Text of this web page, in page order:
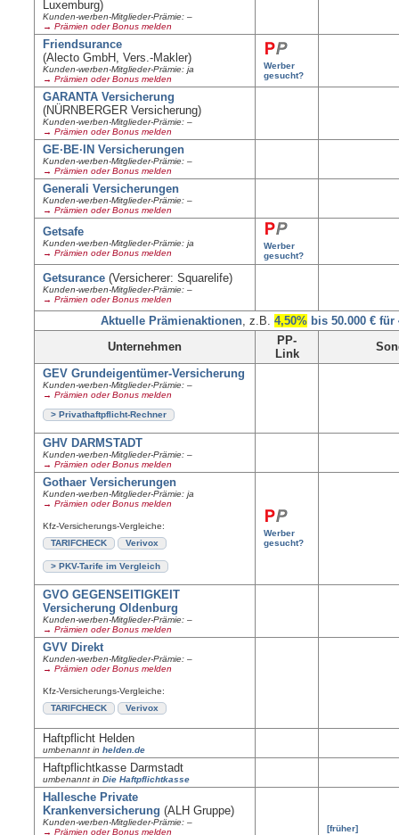
Luxemburg)
Kunden-werben-Mitglieder-Prämie: –
→ Prämien oder Bonus melden
Friendsurance
(Alecto GmbH, Vers.-Makler)
Kunden-werben-Mitglieder-Prämie: ja
→ Prämien oder Bonus melden
Werber
gesucht?
GARANTA Versicherung
(NÜRNBERGER Versicherung)
Kunden-werben-Mitglieder-Prämie: –
→ Prämien oder Bonus melden
GE·BE·IN Versicherungen
Kunden-werben-Mitglieder-Prämie: –
→ Prämien oder Bonus melden
Generali Versicherungen
Kunden-werben-Mitglieder-Prämie: –
→ Prämien oder Bonus melden
Getsafe
Kunden-werben-Mitglieder-Prämie: ja
→ Prämien oder Bonus melden
Werber
gesucht?
Getsurance (Versicherer: Squarelife)
Kunden-werben-Mitglieder-Prämie: –
→ Prämien oder Bonus melden
Aktuelle Prämienaktionen , z.B.4,50% bis 50.000 € für
Unternehmen
PP-
Link
GEV Grundeigentümer-Versicherung
Kunden-werben-Mitglieder-Prämie: –
→ Prämien oder Bonus melden
> Privathaftpflicht-Rechner
GHV DARMSTADT
Kunden-werben-Mitglieder-Prämie: –
→ Prämien oder Bonus melden
Gothaer Versicherungen
Kunden-werben-Mitglieder-Prämie: ja
→ Prämien oder Bonus melden
Kfz-Versicherungs-Vergleiche:
TARIFCHECK
Verivox
> PKV-Tarife im Vergleich
Werber
gesucht?
GVO GEGENSEITIGKEIT
Versicherung Oldenburg
Kunden-werben-Mitglieder-Prämie: –
→ Prämien oder Bonus melden
GVV Direkt
Kunden-werben-Mitglieder-Prämie: –
→ Prämien oder Bonus melden
Kfz-Versicherungs-Vergleiche:
TARIFCHECK
Verivox
Haftpflicht Helden
umbenannt inhelden.de
Haftpflichtkasse Darmstadt
umbenannt inDie Haftpflichtkasse
Hallesche Private
Krankenversicherung (ALH Gruppe)
Kunden-werben-Mitglieder-Prämie: –
→ Prämien oder Bonus melden
[früher]